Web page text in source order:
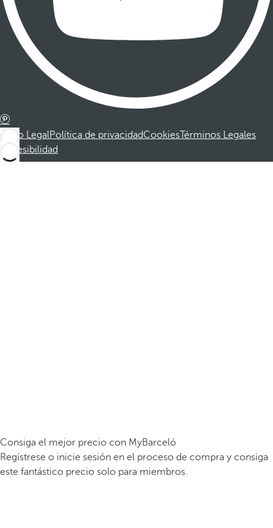
Aviso LegalPolítica de privacidadCookiesTérminos Legales
Accesibilidad
Consiga el mejor precio con MyBarceló
Regístrese o inicie sesión en el proceso de compra y consiga
este fantástico precio solo para miembros.